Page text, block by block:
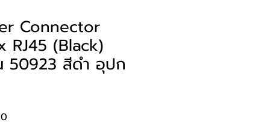
Connector
RJ45 (Black)
50923 สีดำ อุปก